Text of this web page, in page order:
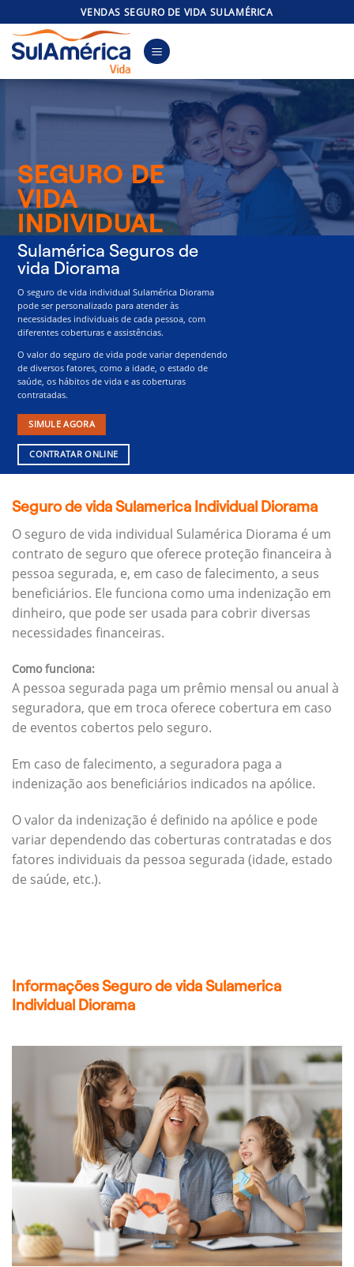
to
content
VENDAS SEGURO DE VIDA SULAMÉRICA
SEGURO DE
VIDA
INDIVIDUAL
Sulamérica Seguros de
vida Diorama
O seguro de vida individual Sulamérica Diorama
pode ser personalizado para atender às
necessidades individuais de cada pessoa, com
diferentes coberturas e assistências.
O valor do seguro de vida pode variar dependendo
de diversos fatores, como a idade, o estado de
saúde, os hábitos de vida e as coberturas
contratadas.
SIMULE AGORA
CONTRATAR ONLINE
Seguro de vida Sulamerica Individual Diorama
O seguro de vida individual Sulamérica Diorama é um
contrato de seguro que oferece proteção financeira à
pessoa segurada, e, em caso de falecimento, a seus
beneficiários. Ele funciona como uma indenização em
dinheiro, que pode ser usada para cobrir diversas
necessidades financeiras.
Como funciona:
A pessoa segurada paga um prêmio mensal ou anual à
seguradora, que em troca oferece cobertura em caso
de eventos cobertos pelo seguro.
Em caso de falecimento, a seguradora paga a
indenização aos beneficiários indicados na apólice.
O valor da indenização é definido na apólice e pode
variar dependendo das coberturas contratadas e dos
fatores individuais da pessoa segurada (idade, estado
de saúde, etc.).
Informações Seguro de vida Sulamerica
Individual Diorama